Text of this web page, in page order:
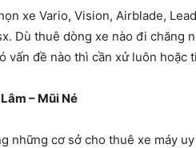
xe Vario, Vision, Airblade,
Dù thuê dòng xe nào đi chăng
vấn đề nào thì cần xử luôn hoặc
– Mũi Né
những cơ sở cho thuê xe máy